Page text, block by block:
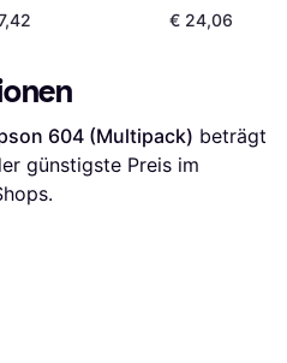
€ 24,06
604 (Multipack) beträgt
günstigste Preis im